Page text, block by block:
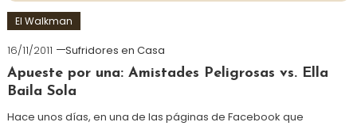
El Walkman
16/11/2011
Sufridores en Casa
Apueste por una: Amistades Peligrosas vs. Ella
Baila Sola
Hace unos días, en una de las páginas de Facebook que